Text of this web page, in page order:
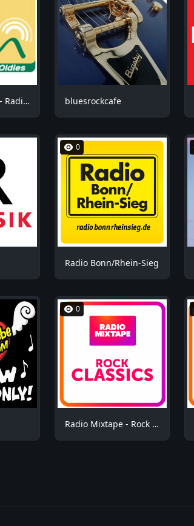
Radio Schwany - Radio Bläss bluesrockcafe
0
Radio Bonn/Rhein-Sieg
0
Radio Mixtape - Rock Mix